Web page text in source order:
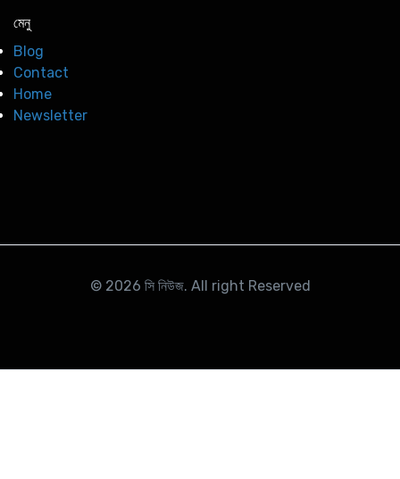
মেনু
Blog
Contact
Home
Newsletter
© 2026 সি নিউজ. All right Reserved